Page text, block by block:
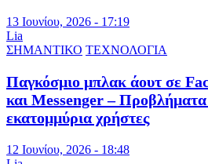
13 Ιουνίου, 2026 - 17:19
Lia
ΣΗΜΑΝΤΙΚΟ ΤΕΧΝΟΛΟΓΙΑ
Παγκόσμιο μπλακ άουτ σε
και Messenger –
εκατομμύρια χρήστες
12 Ιουνίου, 2026 - 18:48